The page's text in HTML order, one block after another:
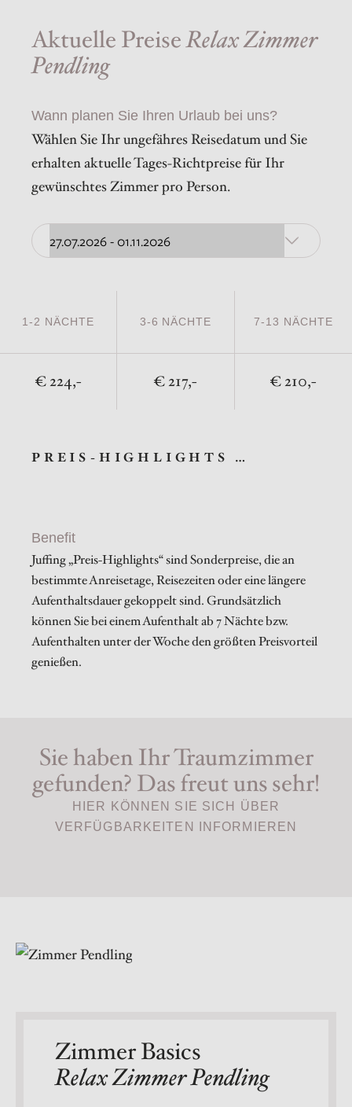
Aktuelle PreiseRelax Zimmer
Pendling
Wann planen Sie Ihren Urlaub bei uns?
Wählen Sie Ihr ungefähres Reisedatum und Sie
erhalten aktuelle Tages-Richtpreise für Ihr
gewünschtes Zimmer pro Person.
1-2 NÄCHTE 3-6 NÄCHTE 7-13 NÄCHTE
224,- 217,- 210,-
PREIS-HIGHLIGHTS …
Benefit
Juffing „Preis-Highlights“ sind Sonderpreise, die an
bestimmte Anreisetage, Reisezeiten oder eine längere
Aufenthaltsdauer gekoppelt sind. Grundsätzlich
können Sie bei einem Aufenthalt ab 7 Nächte bzw.
Aufenthalten unter der Woche den größten Preisvorteil
genießen.
Sie haben Ihr Traumzimmer
gefunden? Das freut uns sehr!
HIER KÖNNEN SIE SICH ÜBER
VERFÜGBARKEITEN INFORMIEREN
Zimmer Basics
Relax Zimmer Pendling